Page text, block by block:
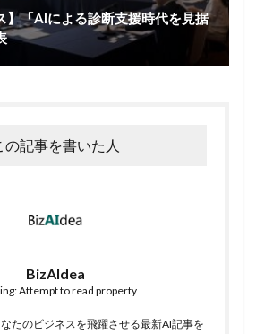
】「AIによる診断支援時代を見据
の記事を書いた人
BizAIdea
Attempt to read property
なたのビジネスを飛躍させる最新AI記事を